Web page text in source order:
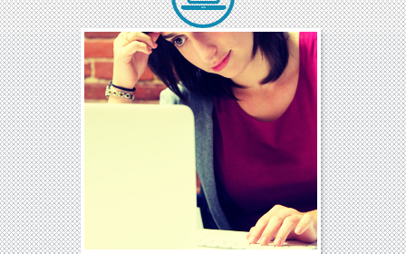
Internetés el repositori més gran
d'informació que mai ha existit a
l'abast del tothom. Hem d'estar a
i que se'ns trobi.